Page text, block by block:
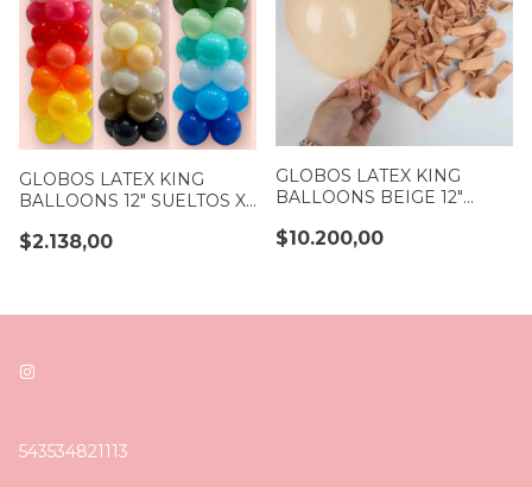
GLOBOS LATEX KING
BALLOONS 12" SUELTOS X
$2.138,00
GLOBOS LATEX KING
BALLOONS BEIGE 12"
$10.200,00
543534821113